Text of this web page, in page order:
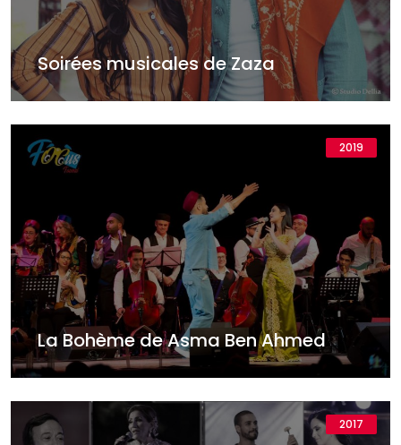
Soirées musicales de Zaza
2019
La Bohème de Asma Ben Ahmed
2017